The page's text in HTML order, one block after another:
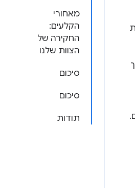
מאחורי
הקלעים:
החקירה של
הצוות שלנו
סיכום
סיכום
תודות